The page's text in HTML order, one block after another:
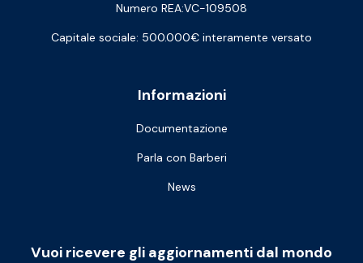
Informazioni
Documentazione
Parla con Barberi
News
Numero REA:VC-109508
Capitale sociale: 500.000€ interamente versato
Vuoi ricevere gli aggiornamenti dal mondo